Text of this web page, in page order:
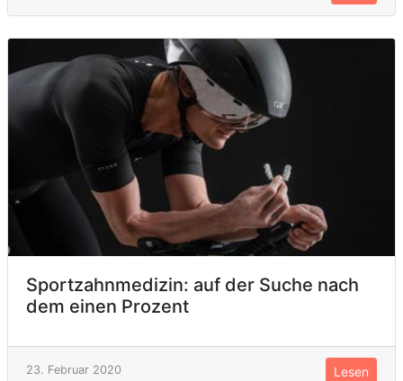
Sportzahnmedizin: auf der Suche nach
dem einen Prozent
23. Februar 2020 Lesen